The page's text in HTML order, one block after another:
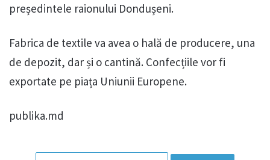
președintele raionului Dondușeni.
Fabrica de textile va avea o hală de producere, una
de depozit, dar și o cantină. Confecțiile vor fi
exportate pe piața Uniunii Europene.
publika.md